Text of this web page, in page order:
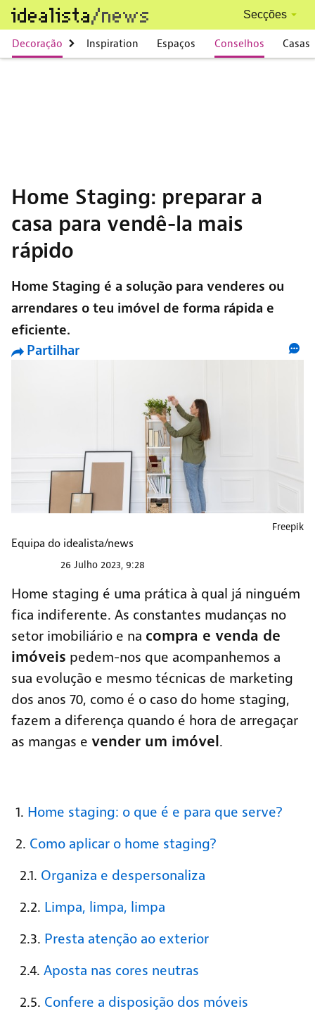
Skip to main content Secções
Main navigation
Decoração Inspiration Espaços Conselhos
Home Staging: preparar a
casa para vendê-la mais
rápido
Home Staging é a solução para venderes ou
arrendares o teu imóvel de forma rápida e
eficiente.
Partilhar
Freepik
Equipa do idealista/news
26 Julho 2023, 9:28
Home staging é uma prática à qual já ninguém
fica indiferente. As constantes mudanças no
setor imobiliário e na compra e venda de
imóveis pedem-nos que acompanhemos a
sua evolução e mesmo técnicas de marketing
dos anos 70, como é o caso do home staging,
fazem a diferença quando é hora de arregaçar
as mangas e vender um imóvel.
Home staging: o que é e para que serve?
Como aplicar o home staging?
Organiza e despersonaliza
Limpa, limpa, limpa
Presta atenção ao exterior
Aposta nas cores neutras
Confere a disposição dos móveis